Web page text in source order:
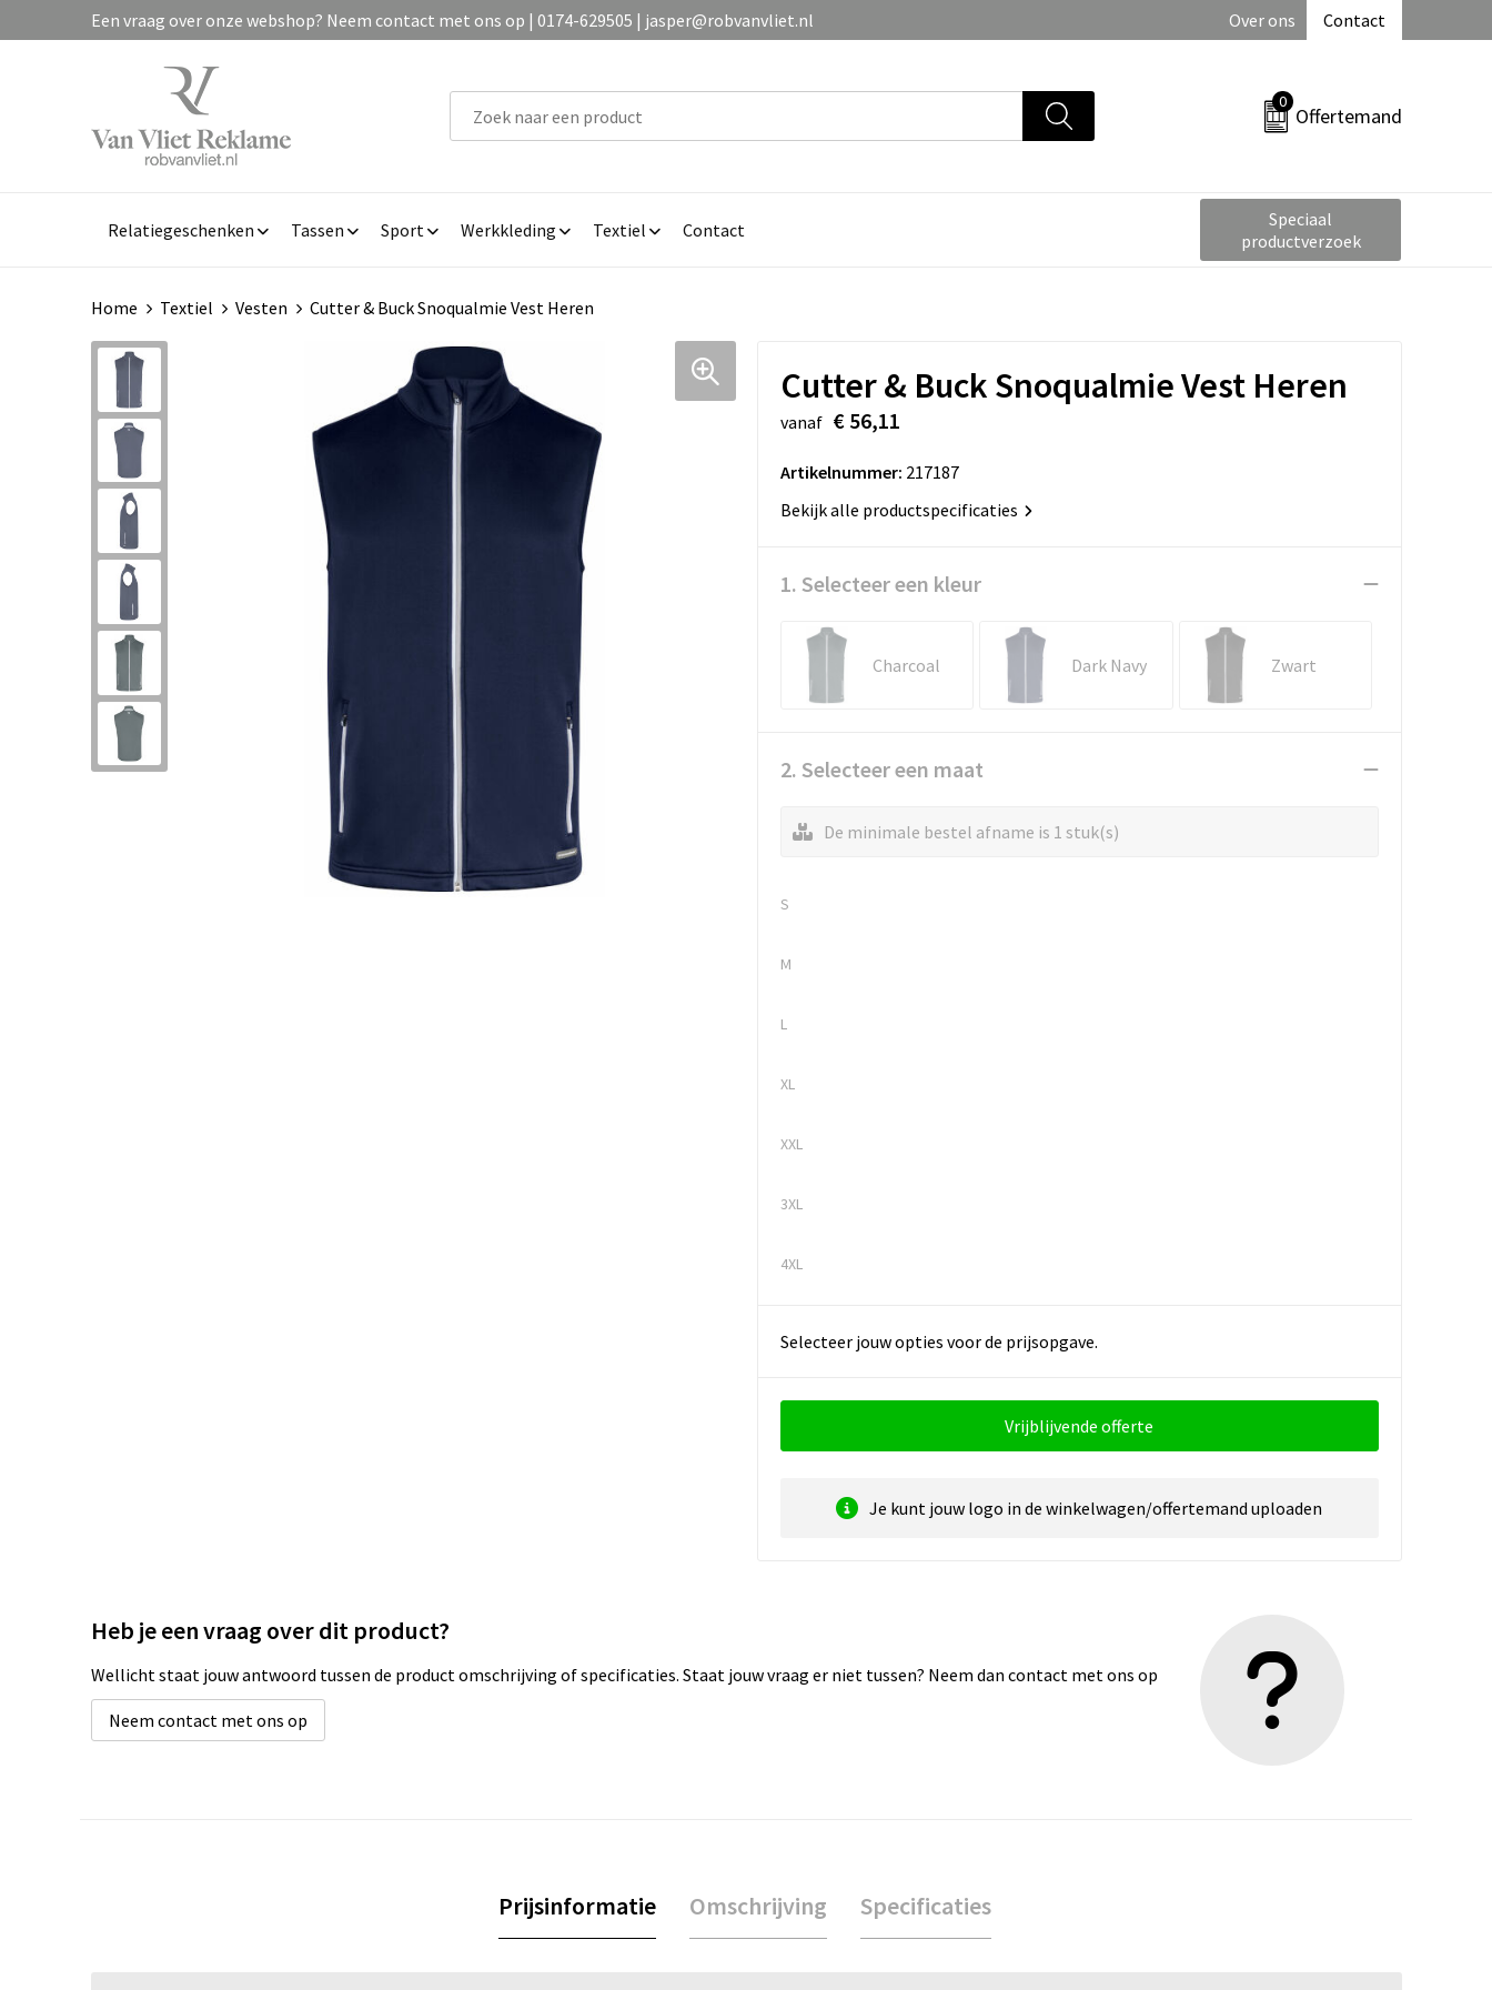
Een vraag over onze webshop? Neem contact met ons op | 0174-629505 | jasper@robvanvliet.nl Over ons Contact
0
Offertemand
Relatiegeschenken Tassen Sport Werkkleding Textiel Contact
Speciaal
productverzoek
Home Textiel Vesten Cutter & Buck Snoqualmie Vest Heren
Cutter & Buck Snoqualmie Vest Heren
vanaf € 56,11
Artikelnummer: 217187
Bekijk alle productspecificaties
1. Selecteer een kleur
Charcoal Dark Navy Zwart
2. Selecteer een maat
De minimale bestel afname is 1 stuk(s)
S
M
L
XL
XXL
3XL
4XL
Selecteer jouw opties voor de prijsopgave.
Vrijblijvende offerte
Je kunt jouw logo in de winkelwagen/offertemand uploaden
Heb je een vraag over dit product?
Wellicht staat jouw antwoord tussen de product omschrijving of specificaties. Staat jouw vraag er niet tussen? Neem dan contact met ons op
Neem contact met ons op
Prijsinformatie Omschrijving Specificaties